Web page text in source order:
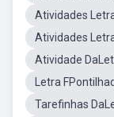
Atividades
Atividades
Atividade
Letra
Tarefinhas